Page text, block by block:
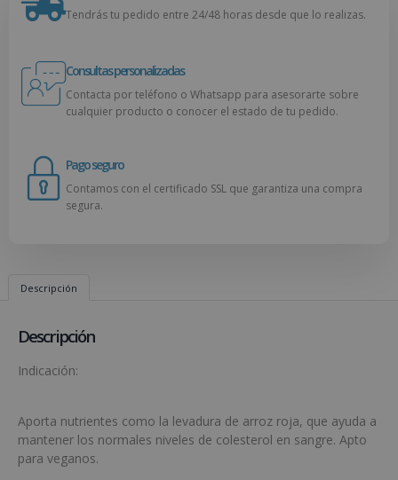
Tendrás tu pedido entre 24/48 horas desde que lo realizas.
Consultas personalizadas
Contacta por teléfono o Whatsapp para asesorarte sobre
cualquier producto o conocer el estado de tu pedido.
Pago seguro
Contamos con el certificado SSL que garantiza una compra
segura.
Descripción
Descripción
Indicación:
Aporta nutrientes como la levadura de arroz roja, que ayuda a
mantener los normales niveles de colesterol en sangre. Apto
para veganos.